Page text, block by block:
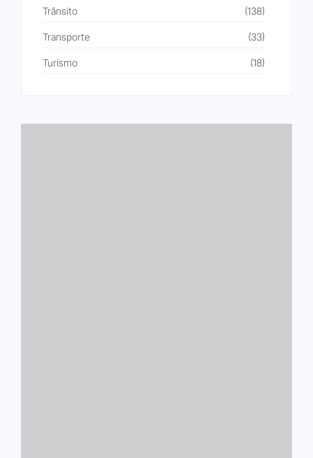
Trânsito (138)
Transporte (33)
Turismo (18)